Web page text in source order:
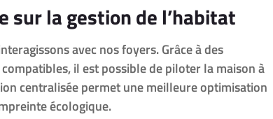
sur la gestion de l’habitat
avec nos foyers. Grâce à des
il est possible de piloter la maison à
centralisée permet une meilleure optimisation
écologique.